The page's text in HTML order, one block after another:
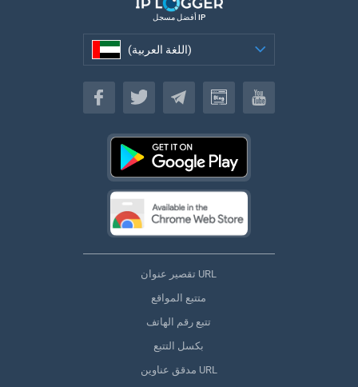
أفضل مسجل IP
(اللغة العربية)
(اللغة العربية)
تقصير عنوان URL
متتبع المواقع
تتبع رقم الهاتف
بكسل التتبع
مدقق عناوين URL